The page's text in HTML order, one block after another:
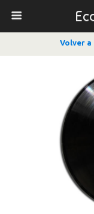
Volver a